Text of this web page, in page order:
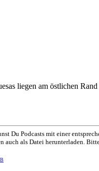
liegen am östlichen Rand
Du Podcasts mit einer
als Datei herunterladen.